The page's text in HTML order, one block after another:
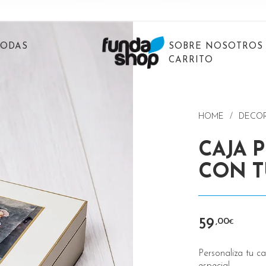
SOBRE NOSOTROS
CARRITO
HOME /
CAJA
CON
59 ,00€
Personaliza tu